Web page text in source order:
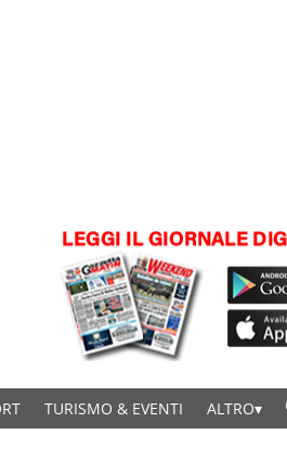
TURISMO & EVENTI ALTRO